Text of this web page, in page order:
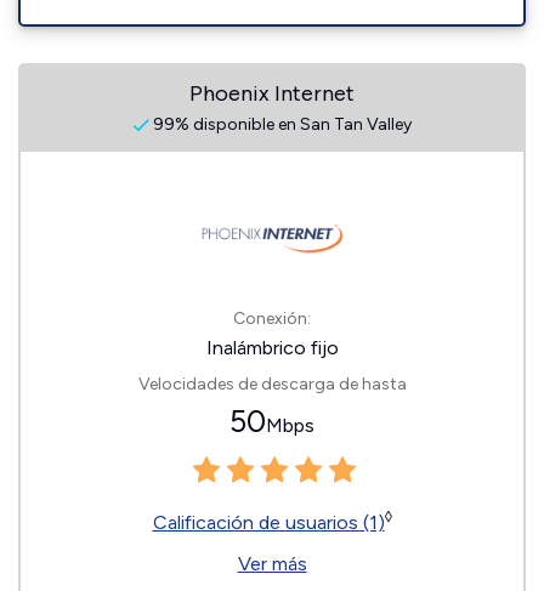
Phoenix Internet
99% disponible en San Tan Valley
Conexión:
Inalámbrico fijo
Velocidades de descarga de hasta
50Mbps
Calificación de usuarios (1)◊
Ver más